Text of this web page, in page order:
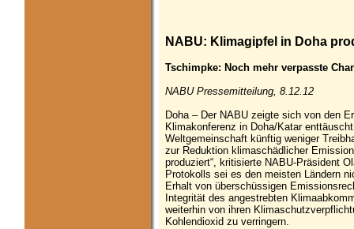
NABU: Klimagipfel in Doha
Tschimpke: Noch mehr verpasste
NABU Pressemitteilung, 8.12.12
Doha – Der NABU zeigte sich von den
Klimakonferenz in Doha/Katar
Weltgemeinschaft künftig weniger
zur Reduktion klimaschädlicher
produziert“, kritisierte NABU-Präsident
Protokolls sei es den meisten Ländern
Erhalt von überschüssigen
Integrität des angestrebten
weiterhin von ihren
Kohlendioxid zu verringern.